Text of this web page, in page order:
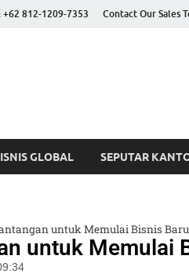
+62 812-1209-7353 Contact Our Sales
GLOBAL SEPUTAR
untuk Memulai Bisnis Baru
untuk Memulai